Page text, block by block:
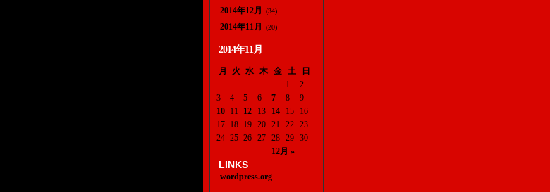
2014年12月 (34)
2014年11月 (20)
2014年11月
月 火 水 木 金 土 日
12月 »
1
2
3
4 5 6 7 8
9
10
11 12 13 14 15
16
17
18 19 20 21 22
23
24 25 26 27 28 29 30
LINKS
wordpress.org